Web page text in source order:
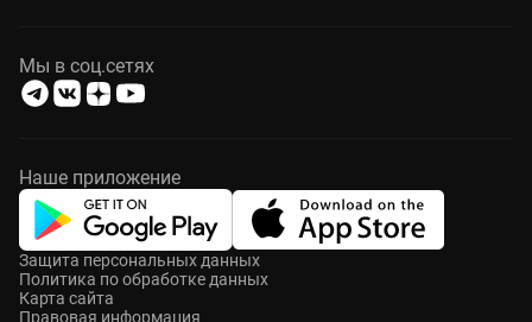
Мы в соц.сетях
Наше приложение
Защита персональных данных
Политика по обработке данных
Карта сайта
Правовая информация